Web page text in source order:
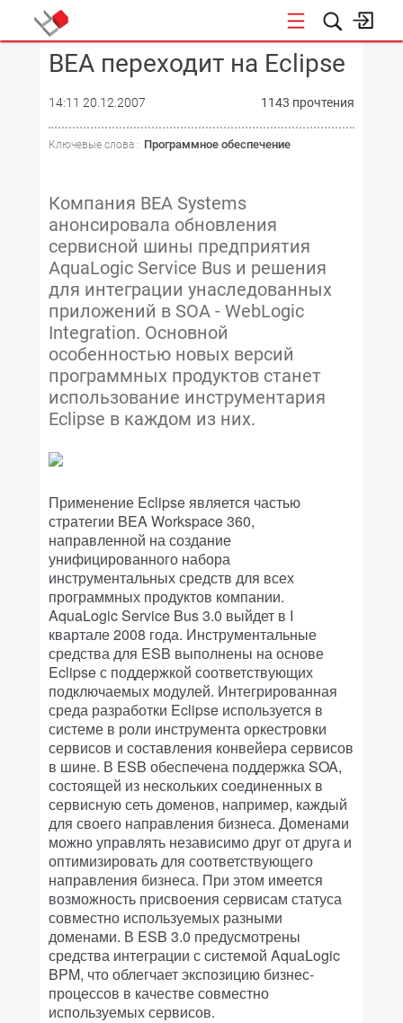
КОНФЕРЕНЦИИ
BEA переходит на Eclipse
14:11 20.12.2007 1143 прочтения
Ключевые слова : Программное обеспечение
Компания BEA Systems
анонсировала обновления
сервисной шины предприятия
AquaLogic Service Bus и решения
для интеграции унаследованных
приложений в SOA - WebLogic
Integration. Основной
особенностью новых версий
программных продуктов станет
использование инструментария
Eclipse в каждом из них.
Применение Eclipse является частью
стратегии BEA Workspace 360,
направленной на создание
унифицированного набора
инструментальных средств для всех
программных продуктов компании.
AquaLogic Service Bus 3.0 выйдет в I
квартале 2008 года. Инструментальные
средства для ESB выполнены на основе
Eclipse с поддержкой соответствующих
подключаемых модулей. Интегрированная
среда разработки Eclipse используется в
системе в роли инструмента оркестровки
сервисов и составления конвейера сервисов
в шине. В ESB обеспечена поддержка SOA,
состоящей из нескольких соединенных в
сервисную сеть доменов, например, каждый
для своего направления бизнеса. Доменами
можно управлять независимо друг от друга и
оптимизировать для соответствующего
направления бизнеса. При этом имеется
возможность присвоения сервисам статуса
совместно используемых разными
доменами. В ESB 3.0 предусмотрены
средства интеграции с системой AquaLogic
BPM, что облегчает экспозицию бизнес-
процессов в качестве совместно
используемых сервисов.